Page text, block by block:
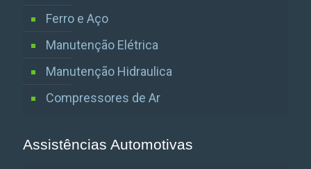
Ferro e Aço
Manutenção Elétrica
Manutenção Hidraulica
Compressores de Ar
Assistências Automotivas